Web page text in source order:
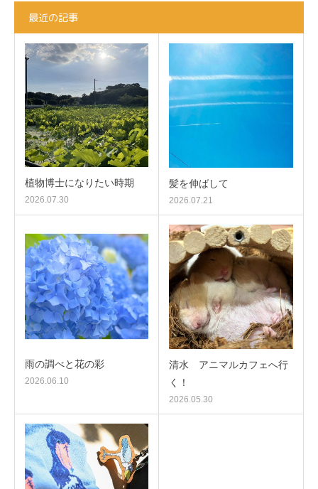
最近の記事
植物博士になりたい時期
2026.07.30
髪を伸ばして
2026.07.21
雨の調べと花の彩
2026.06.10
清水 アニマルカフェへ行
く！
2026.05.30